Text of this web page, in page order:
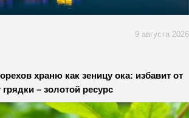
9 августа 2026
храню как зеницу ока: избавит от
– золотой ресурс